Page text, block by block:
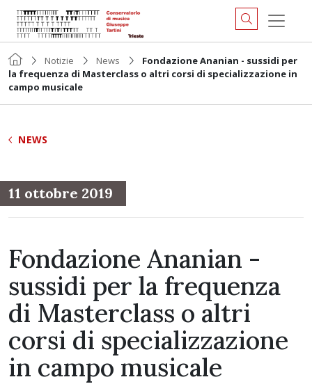
Notizie News
Fondazione Ananian - sussidi per
la frequenza di Masterclass o altri corsi di specializzazione in
campo musicale
NEWS
11 ottobre 2019
Fondazione Ananian -
sussidi per la frequenza
di Masterclass o altri
corsi di specializzazione
in campo musicale